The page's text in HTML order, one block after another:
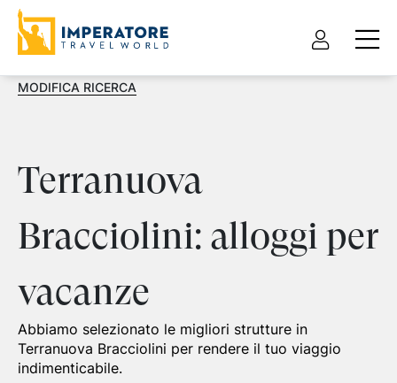
MODIFICA RICERCA
Terranuova
Bracciolini: alloggi per
vacanze
Abbiamo selezionato le migliori strutture in
Terranuova Bracciolini per rendere il tuo viaggio
indimenticabile.